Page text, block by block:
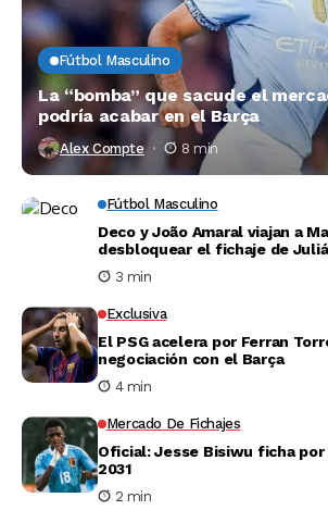
Fútbol Masculino
La “bomba” que sacude el
podría acabar en el Barça
Alex Compte 8 min
Fútbol Masculino
Deco y João Amaral viajan a
desbloquear el fichaje de
3 min
Exclusiva
El PSG acelera por Ferran
negociación con el Barça
4 min
Mercado De Fichajes
Oficial: Jesse Bisiwu ficha por
2031
2 min